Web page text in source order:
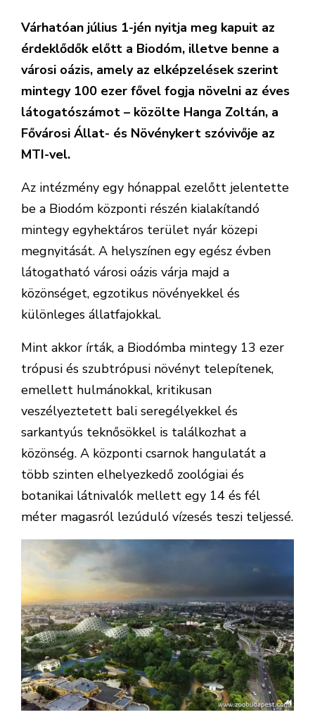
Várhatóan július 1-jén nyitja meg kapuit az
érdeklődők előtt a Biodóm, illetve benne a
városi oázis, amely az elképzelések szerint
mintegy 100 ezer fővel fogja növelni az éves
látogatószámot – közölte Hanga Zoltán, a
Fővárosi Állat- és Növénykert szóvivője az
MTI-vel.
Az intézmény egy hónappal ezelőtt jelentette
be a Biodóm központi részén kialakítandó
mintegy egyhektáros terület nyár közepi
megnyitását. A helyszínen egy egész évben
látogatható városi oázis várja majd a
közönséget, egzotikus növényekkel és
különleges állatfajokkal.
Mint akkor írták, a Biodómba mintegy 13 ezer
trópusi és szubtrópusi növényt telepítenek,
emellett hulmánokkal, kritikusan
veszélyeztetett bali seregélyekkel és
sarkantyús teknősökkel is találkozhat a
közönség. A központi csarnok hangulatát a
több szinten elhelyezkedő zoológiai és
botanikai látnivalók mellett egy 14 és fél
méter magasról lezúduló vízesés teszi teljessé.